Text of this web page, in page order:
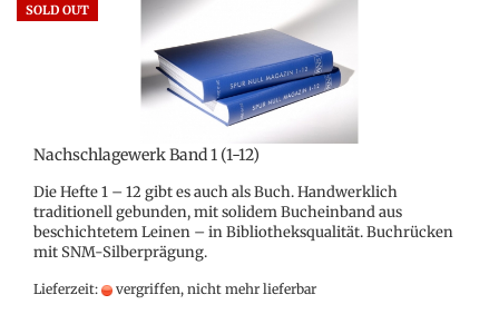
SOLD OUT
Nachschlagewerk Band 1 (1-12)
Die Hefte 1 – 12 gibt es auch als Buch. Handwerklich
traditionell gebunden, mit solidem Bucheinband aus
beschichtetem Leinen – in Bibliotheksqualität. Buchrücken
mit SNM-Silberprägung.
Lieferzeit: vergriffen, nicht mehr lieferbar